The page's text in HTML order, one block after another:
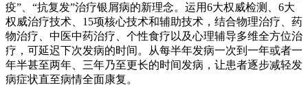
疫”、“抗复发”治疗银屑病的新理念。运用6大权威检测、6大
权威治疗技术、15项核心技术和辅助技术，结合物理治疗、药
物治疗、中医中药治疗、个性食疗以及心理辅导多维全方位治
疗，可延迟下次发病的时间。从每半年发病一次到一年或者一
年半甚至两年、三年乃至更长的时间发病，让患者逐步减轻发
病症状直至病情全面康复。